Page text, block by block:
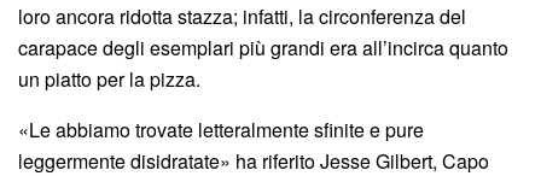
loro ancora ridotta stazza; infatti, la circonferenza del
carapace degli esemplari più grandi era all’incirca quanto
un piatto per la pizza.
«Le abbiamo trovate letteralmente sfinite e pure
leggermente disidratate» ha riferito Jesse Gilbert, Capo